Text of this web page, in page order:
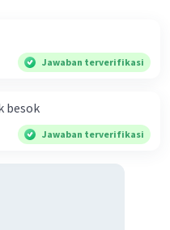
Balas
Jawaban terverifikasi
besok
Jawaban terverifikasi